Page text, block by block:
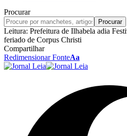
Procurar
Leitura: Prefeitura de Ilhabela adia
feriado de Corpus Christi
Compartilhar
Redimensionar FonteAa